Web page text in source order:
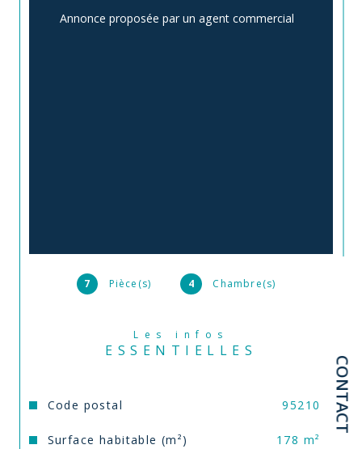
CONTACT
7 Pièce(s) 4 Chambre(s)
Les infos
ESSENTIELLES
Caractéristiques Valeurs
Code postal 95210
Surface habitable (m²) 178 m²
Annonce proposée par un agent commercial